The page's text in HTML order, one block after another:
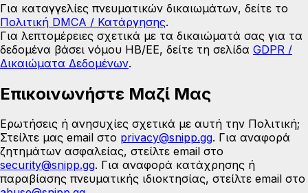
Για καταγγελίες πνευματικών δικαιωμάτων, δείτε το
Πολιτική DMCA / Κατάργησης.
Για λεπτομέρειες σχετικά με τα δικαιώματά σας για τα
δεδομένα βάσει νόμου ΗΒ/ΕΕ, δείτε τη σελίδα GDPR /
Δικαιώματα Δεδομένων.
Επικοινωνήστε Μαζί Μας
Ερωτήσεις ή ανησυχίες σχετικά με αυτή την Πολιτική;
Στείλτε μας email στο privacy@snipp.gg. Για αναφορά
ζητημάτων ασφαλείας, στείλτε email στο
security@snipp.gg. Για αναφορά κατάχρησης ή
παραβίασης πνευματικής ιδιοκτησίας, στείλτε email στο